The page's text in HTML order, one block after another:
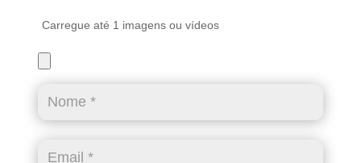
Carregue até 1 imagens ou vídeos